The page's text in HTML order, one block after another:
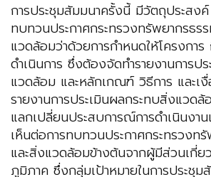
การประชุมสัมมนาครั้งนี้ มีวัตถุประสง
ทบทวนประกาศกระทรวงทรัพยากรธร
แวดล้อมว่าด้วยการกำหนดให้โครงกา
ดำเนินการ ซึ่งต้องจัดทำรายงานการป
แวดล้อม และหลักเกณฑ์ วิธีการ และเงื่
รายงานการประเมินผลกระทบสิ่งแวด
แลกเปลี่ยนประสบการณ์การดำเนินงา
เห็นต่อการทบทวนประกาศกระทรวงท
และสิ่งแวดล้อมข้างต้นจากผู้มีส่วนเกี่ย
ภูมิภาค ซึ่งกลุ่มเป้าหมายในการประชุ